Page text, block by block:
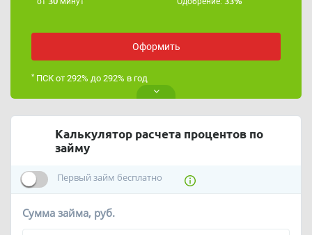
Оформить
*ПСК от 292% до 292% в год
Калькулятор расчета процентов по
займу
Первый займ бесплатно
Сумма займа, руб.